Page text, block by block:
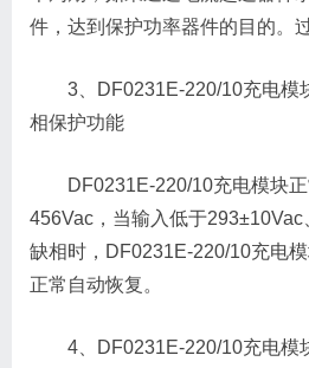
件，达到保护功率器件的目的。
3、DF0231E-220/10充电模
相保护功能
DF0231E-220/10充电模块
456Vac，当输入低于
缺相时，DF0231E-220/10充电
正常自动恢复。
4、DF0231E-220/10充电模